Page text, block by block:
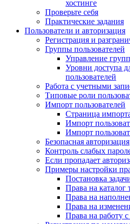
хостинге
Проверьте себя
Практические задания
Пользователи и авторизация
Регистрация и
Группы пользователей
Управление
Уровни доступа
пользователей
Работа с учетными
Типовые роли
Импорт пользователей
Страница
Импорт
Импорт
Безопасная авторизация
Контроль слабых
Если пропадает
Примеры настройки
Постановка
Права на каталог
Права на
Права на
Права на работу